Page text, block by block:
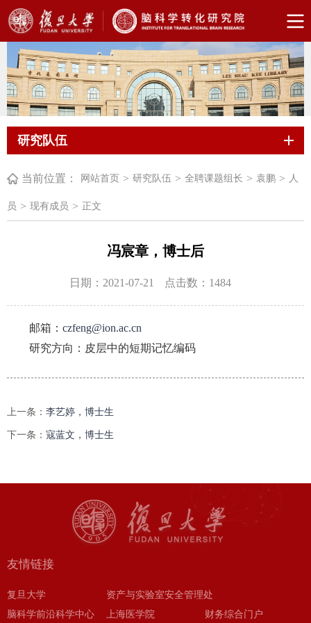
研究队伍
当前位置： 网站首页 > 研究队伍 > 全聘课题组长 > 袁鹏 > 人
员 > 现有成员 > 正文
冯宸章，博士后
日期：2021-07-21 点击数： 1484
邮箱： czfeng@ion.ac.cn
研究方向：皮层中的短期记忆编码
上一条： 李艺婷，博士生
下一条： 寇蓝文，博士生
友情链接
复旦大学
资产与实验室安全管理处
脑科学前沿科学中心
上海医学院 财务综合门户